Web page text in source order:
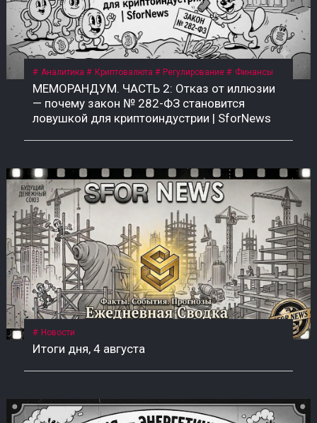
Аналитика Криптовалюта Регулирование Финансы
МЕМОРАНДУМ. ЧАСТЬ 2: Отказ от иллюзии
— почему закон № 282-ФЗ становится
ловушкой для криптоиндустрии | SforNews
Новости
Итоги дня, 4 августа